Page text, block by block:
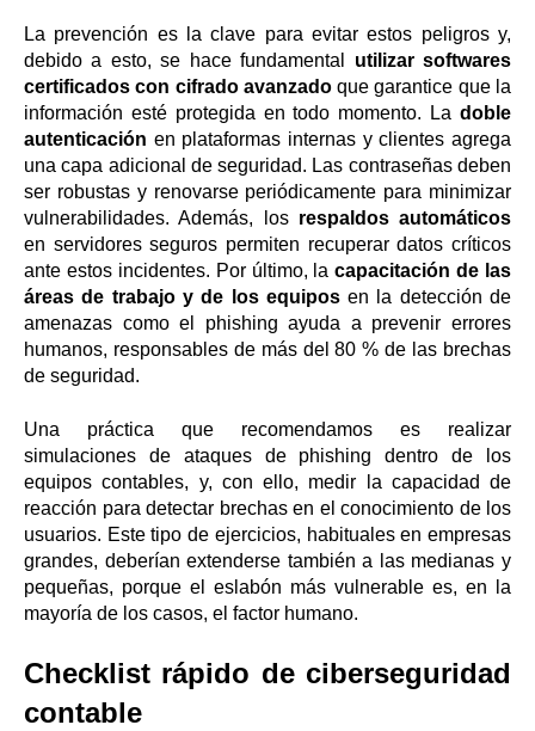
La prevención es la clave para evitar estos peligros y,
debido a esto, se hace fundamental utilizar softwares
certificados con cifrado avanzadoque garantice que la
información esté protegida en todo momento. La doble
autenticación en plataformas internas y clientes agrega
una capa adicional de seguridad. Las contraseñas deben
ser robustas y renovarse periódicamente para minimizar
vulnerabilidades. Además, los respaldos automáticos
en servidores seguros permiten recuperar datos críticos
ante estos incidentes. Por último, lacapacitación de las
áreas de trabajo y de los equiposen la detección de
amenazas como el phishing ayuda a prevenir errores
humanos, responsables de más del 80 % de las brechas
de seguridad.
Una práctica que recomendamos es realizar
simulaciones de ataques de phishing dentro de los
equipos contables, y, con ello, medir la capacidad de
reacción para detectar brechas en el conocimiento de los
usuarios. Este tipo de ejercicios, habituales en empresas
grandes, deberían extenderse también a las medianas y
pequeñas, porque el eslabón más vulnerable es, en la
mayoría de los casos, el factor humano.
Checklist rápido de ciberseguridad
contable